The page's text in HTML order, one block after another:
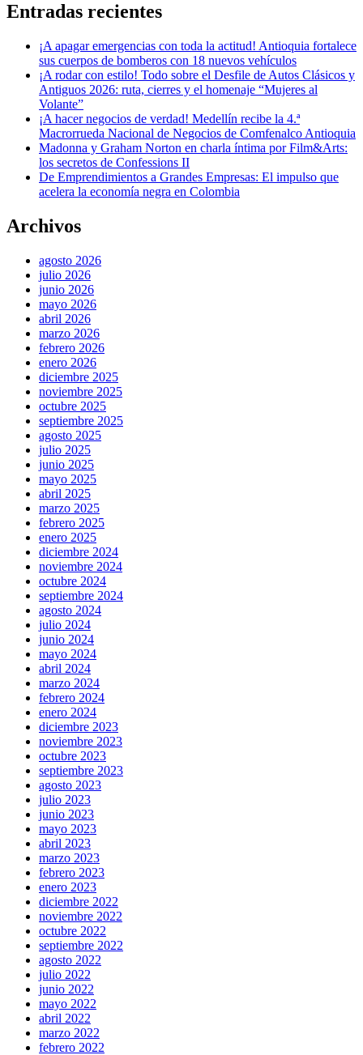
Entradas recientes
¡A apagar emergencias con toda la actitud! Antioquia fortalece
sus cuerpos de bomberos con 18 nuevos vehículos
¡A rodar con estilo! Todo sobre el Desfile de Autos Clásicos y
Antiguos 2026: ruta, cierres y el homenaje “Mujeres al
Volante”
¡A hacer negocios de verdad! Medellín recibe la 4.ª
Macrorrueda Nacional de Negocios de Comfenalco Antioquia
Madonna y Graham Norton en charla íntima por Film&Arts:
los secretos de Confessions II
De Emprendimientos a Grandes Empresas: El impulso que
acelera la economía negra en Colombia
Archivos
agosto 2026
julio 2026
junio 2026
mayo 2026
abril 2026
marzo 2026
febrero 2026
enero 2026
diciembre 2025
noviembre 2025
octubre 2025
septiembre 2025
agosto 2025
julio 2025
junio 2025
mayo 2025
abril 2025
marzo 2025
febrero 2025
enero 2025
diciembre 2024
noviembre 2024
octubre 2024
septiembre 2024
agosto 2024
julio 2024
junio 2024
mayo 2024
abril 2024
marzo 2024
febrero 2024
enero 2024
diciembre 2023
noviembre 2023
octubre 2023
septiembre 2023
agosto 2023
julio 2023
junio 2023
mayo 2023
abril 2023
marzo 2023
febrero 2023
enero 2023
diciembre 2022
noviembre 2022
octubre 2022
septiembre 2022
agosto 2022
julio 2022
junio 2022
mayo 2022
abril 2022
marzo 2022
febrero 2022